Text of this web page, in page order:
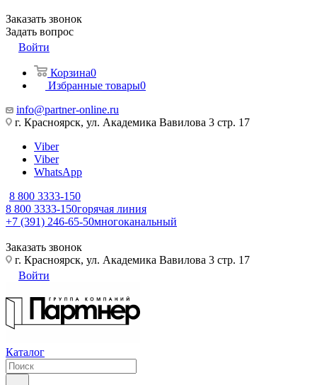
Заказать звонок
Задать вопрос
Войти
Корзина0
Избранные товары0
info@partner-online.ru
г. Красноярск, ул. Академика Вавилова 3 стр. 17
Viber
Viber
WhatsApp
8 800 3333-150
8 800 3333-150горячая линия
+7 (391) 246-65-50многоканальный
Заказать звонок
г. Красноярск, ул. Академика Вавилова 3 стр. 17
Войти
Каталог